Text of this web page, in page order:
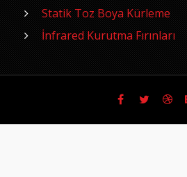
Statik Toz Boya Kürleme
İnfrared Kurutma Fırınları